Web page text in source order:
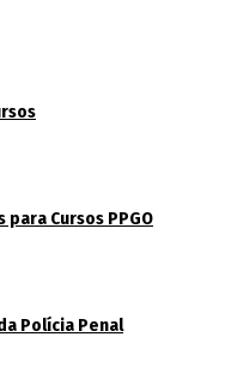
Cursos PPGO
Polícia Penal